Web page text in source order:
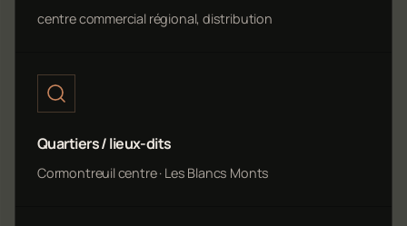
centre commercial régional, distribution
Quartiers / lieux-dits
Cormontreuil centre · Les Blancs Monts